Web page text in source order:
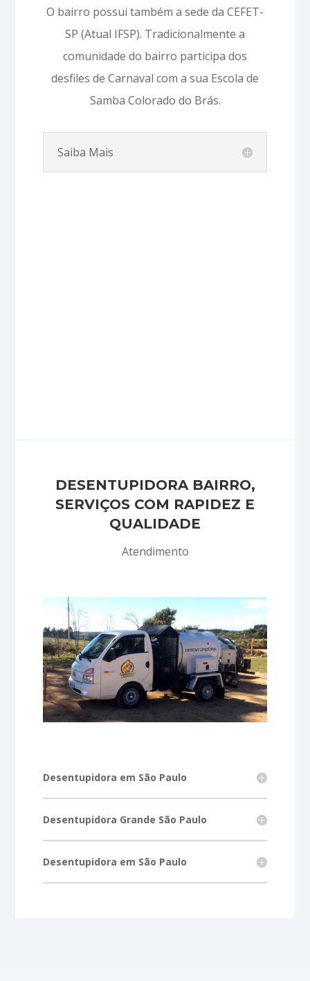
O bairro possui também a sede da CEFET-
SP (Atual IFSP). Tradicionalmente a
comunidade do bairro participa dos
desfiles de Carnaval com a sua Escola de
Samba Colorado do Brás.
Saiba Mais
DESENTUPIDORA BAIRRO,
SERVIÇOS COM RAPIDEZ E
QUALIDADE
Atendimento
Desentupidora em São Paulo
Desentupidora Grande São Paulo
Desentupidora em São Paulo